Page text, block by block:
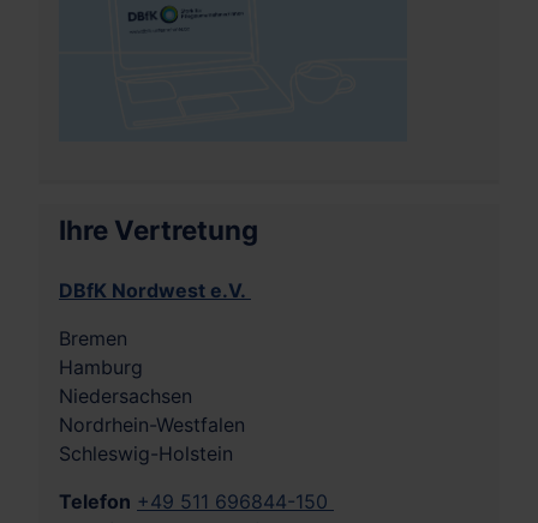
Ihre Vertretung
DBfK Nordwest e.V.
Bremen
Hamburg
Niedersachsen
Nordrhein-Westfalen
Schleswig-Holstein
Telefon +49 511 696844-150